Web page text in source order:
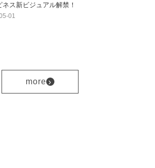
ネス新ビジュアル解禁！
01
more ›